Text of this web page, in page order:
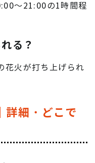
～21:00の1時間程
る？
花火が打ち上げられ
詳細・どこで